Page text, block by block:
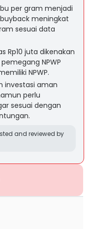
per gram menjadi
buyback meningkat
sesuai data
Rp10 juta dikenakan
NPWP
NPWP.
investasi aman
perlu
sesuai dengan
and reviewed by